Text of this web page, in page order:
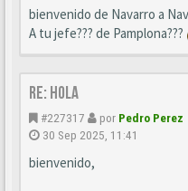
bienvenido de Navarro a
A tu jefe??? de Pamplona???
Re: Hola
#227317 por Pedro Perez
30 Sep 2025, 11:41
bienvenido,